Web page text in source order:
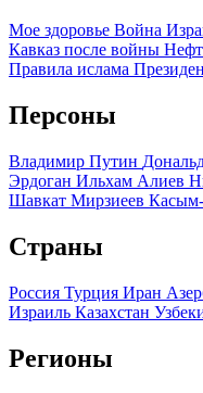
Мое здоровье Война
Кавказ после войны
Правила ислама
Персоны
Владимир Путин
Эрдоган Ильхам Алиев
Шавкат Мирзиеев
Страны
Россия Турция Иран
Израиль Казахстан
Регионы